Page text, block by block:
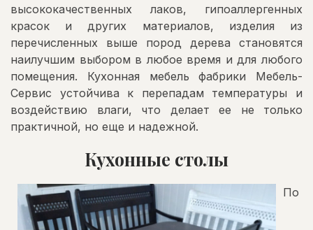
высококачественных лаков, гипоаллергенных
красок и других материалов, изделия из
перечисленных выше пород дерева становятся
наилучшим выбором в любое время и для любого
помещения. Кухонная мебель фабрики Мебель-
Сервис устойчива к перепадам температуры и
воздействию влаги, что делает ее не только
практичной, но еще и надежной.
Кухонные столы
По